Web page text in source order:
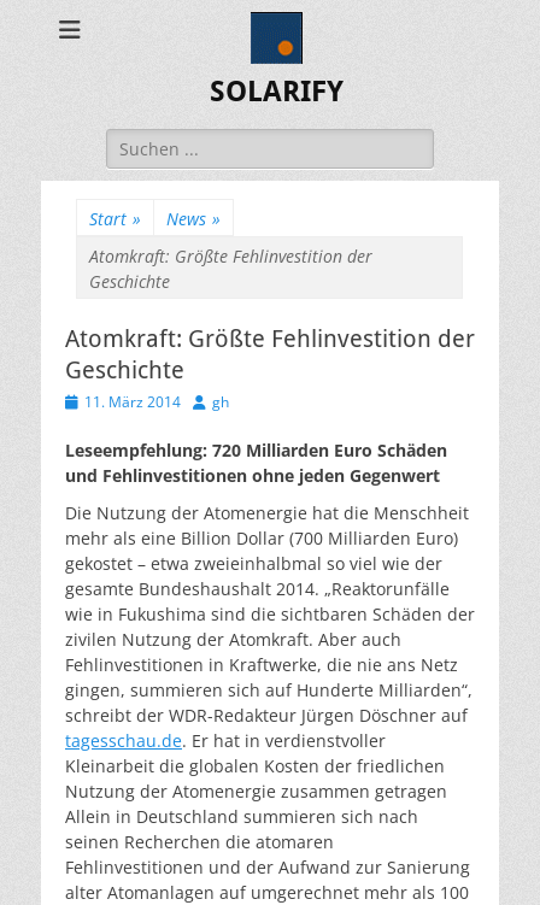
SOLARIFY
Suchen
nach:
Start » News »
Atomkraft: Größte Fehlinvestition der
Geschichte
Atomkraft: Größte Fehlinvestition der
Geschichte
Veröffentlicht
11. März 2014 Autor
gh
Leseempfehlung: 720 Milliarden Euro Schäden
und Fehlinvestitionen ohne jeden Gegenwert
Die Nutzung der Atomenergie hat die Menschheit
mehr als eine Billion Dollar (700 Milliarden Euro)
gekostet – etwa zweieinhalbmal so viel wie der
gesamte Bundeshaushalt 2014. „Reaktorunfälle
wie in Fukushima sind die sichtbaren Schäden der
zivilen Nutzung der Atomkraft. Aber auch
Fehlinvestitionen in Kraftwerke, die nie ans Netz
gingen, summieren sich auf Hunderte Milliarden“,
schreibt der WDR-Redakteur Jürgen Döschner auf
tagesschau.de. Er hat in verdienstvoller
Kleinarbeit die globalen Kosten der friedlichen
Nutzung der Atomenergie zusammen getragen
Allein in Deutschland summieren sich nach
seinen Recherchen die atomaren
Fehlinvestitionen und der Aufwand zur Sanierung
alter Atomanlagen auf umgerechnet mehr als 100